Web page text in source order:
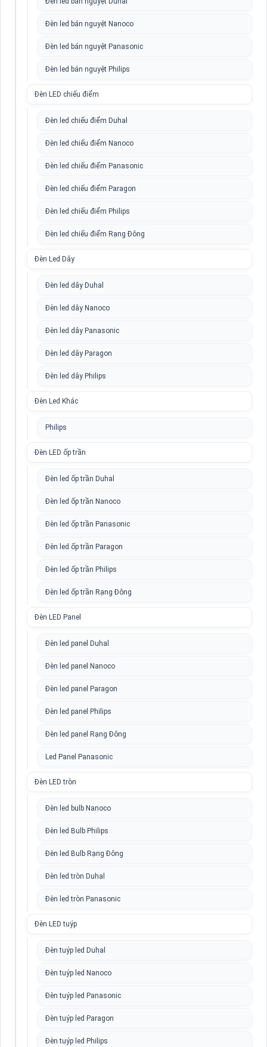
Đèn led bán nguyệt Nanoco
Đèn led bán nguyệt Panasonic
Đèn led bán nguyệt Philips
Đèn LED chiếu điểm
Đèn led chiếu điểm Duhal
Đèn led chiếu điểm Nanoco
Đèn led chiếu điểm Panasonic
Đèn led chiếu điểm Paragon
Đèn led chiếu điểm Philips
Đèn led chiếu điểm Rạng Đông
Đèn Led Dây
Đèn led dây Duhal
Đèn led dây Nanoco
Đèn led dây Panasonic
Đèn led dây Paragon
Đèn led dây Philips
Đèn Led Khác
Philips
Đèn LED ốp trần
Đèn led ốp trần Duhal
Đèn led ốp trần Nanoco
Đèn led ốp trần Panasonic
Đèn led ốp trần Paragon
Đèn led ốp trần Philips
Đèn led ốp trần Rạng Đông
Đèn LED Panel
Đèn led panel Duhal
Đèn led panel Nanoco
Đèn led panel Paragon
Đèn led panel Philips
Đèn led panel Rạng Đông
Led Panel Panasonic
Đèn LED tròn
Đèn led bulb Nanoco
Đèn led Bulb Philips
Đèn led Bulb Rạng Đông
Đèn led tròn Duhal
Đèn led tròn Panasonic
Đèn LED tuýp
Đèn tuýp led Duhal
Đèn tuýp led Nanoco
Đèn tuýp led Panasonic
Đèn tuýp led Paragon
Đèn tuýp led Philips